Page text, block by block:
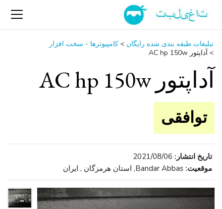
تبلیغات طبقه بندی شده رایگان > کامپیوترها - سخت ‌افزار
> آداپتور AC hp 150w
آداپتور AC hp 150w
توافقی
تاریخ انتشار: 2021/08/06
موقعیت: Bandar Abbas, استان هرمزگان , ایران